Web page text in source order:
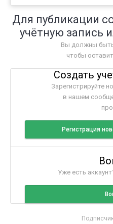
Для публикации
учётную запись
Вы должны
чтобы
Создать
Зарегистрируйте
в нашем
Регистрация
Уже есть